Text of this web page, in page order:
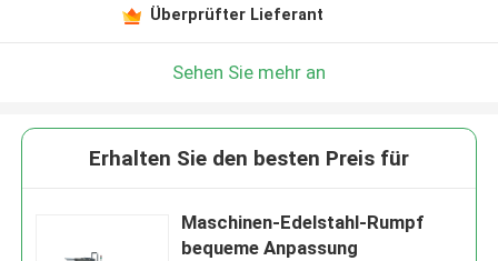
Überprüfter Lieferant
Sehen Sie mehr an
Erhalten Sie den besten Preis für
Maschinen-Edelstahl-Rumpf
bequeme Anpassung